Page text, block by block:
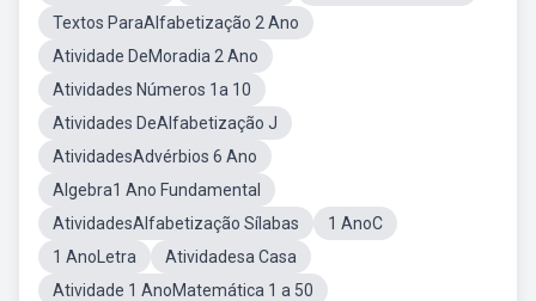
Textos ParaAlfabetização 2 Ano
Atividade DeMoradia 2 Ano
Atividades Números 1a 10
Atividades DeAlfabetização J
AtividadesAdvérbios 6 Ano
Algebra1 Ano Fundamental
AtividadesAlfabetização Sílabas
1 AnoC
1 AnoLetra
Atividadesa Casa
Atividade 1 AnoMatemática 1 a 50